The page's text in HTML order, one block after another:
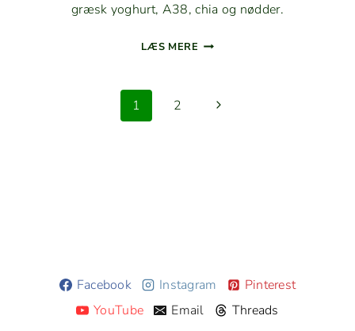
græsk yoghurt, A38, chia og nødder.
LÆS MERE YOGHURT­
KAK­
1 2
Næste
Facebook Instagram
Pinterest
YouTube
Email Threads